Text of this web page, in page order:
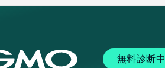
無料診断中